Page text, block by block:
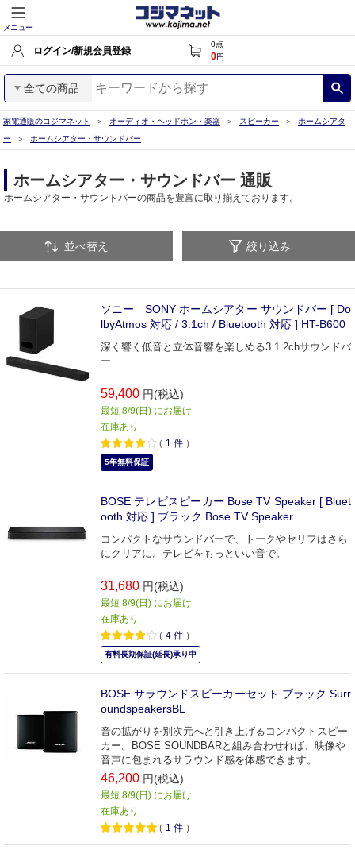
メニュー
ログイン/新規会員登録
0点
0円
全ての商品
家電通販のコジマネット オーディオ・ヘッドホン・楽器 スピーカー
ホームシアタ
ー
ホームシアター・サウンドバー
ホームシアター・サウンドバー 通販
ホームシアター・サウンドバーの商品を豊富に取り揃えております。
並べ替え 絞り込み
ソニー SONY ホームシアター サウンドバー [ Do
lbyAtmos 対応 / 3.1ch / Bluetooth 対応 ] HT-B600
深く響く低音と立体音響を楽しめる3.1.2chサウンドバ
ー
59,400 円(税込)
最短 8/9(日) にお届け
在庫あり
（ 1 件 ）
5年無料保証
BOSE テレビスピーカー Bose TV Speaker [ Bluet
ooth 対応 ] ブラック Bose TV Speaker
コンパクトなサウンドバーで、トークやセリフはさら
にクリアに。テレビをもっといい音で。
31,680 円(税込)
最短 8/9(日) にお届け
在庫あり
（ 4 件 ）
有料長期保証(延長)承り中
BOSE サラウンドスピーカーセット ブラック Surr
oundspeakersBL
音の拡がりを別次元へと引き上げるコンパクトスピー
カー。BOSE SOUNDBARと組み合わせれば、映像や
音声に包まれるサラウンド感を体感できます。
46,200 円(税込)
最短 8/9(日) にお届け
在庫あり
（ 1 件 ）